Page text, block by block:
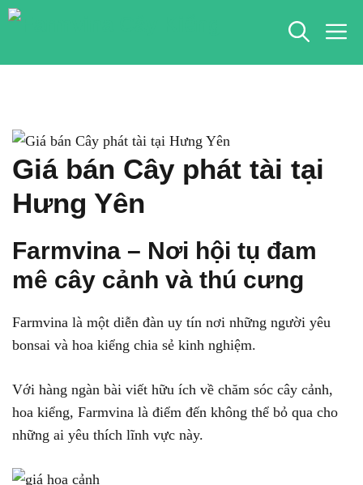
Chuyển
Giá bán Cây phát tài tại
Hưng Yên
Farmvina – Nơi hội tụ đam
mê cây cảnh và thú cưng
Farmvina là một diễn đàn uy tín nơi những người yêu
bonsai và hoa kiểng chia sẻ kinh nghiệm.
Với hàng ngàn bài viết hữu ích về chăm sóc cây cảnh,
hoa kiểng, Farmvina là điểm đến không thể bỏ qua cho
những ai yêu thích lĩnh vực này.